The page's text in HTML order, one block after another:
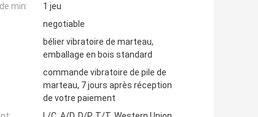
min:
1 jeu
negotiable
bélier vibratoire de marteau,
emballage en bois standard
commande vibratoire de pile de
marteau, 7 jours après réception
de votre paiement